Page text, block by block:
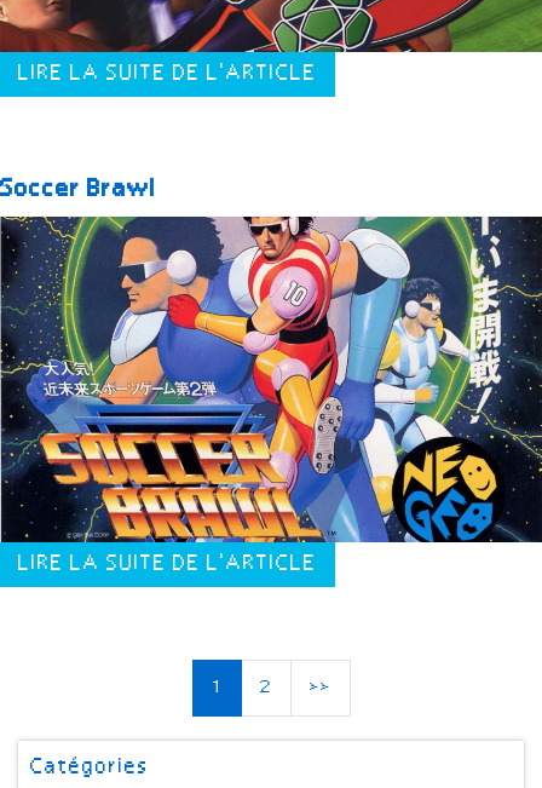
LIRE LA SUITE DE L'ARTICLE
Soccer Brawl
LIRE LA SUITE DE L'ARTICLE
1 2 >>
Catégories